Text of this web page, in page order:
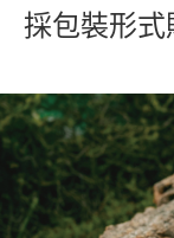
４．使用「AFTEE先
時審查核予不同之上
５．嚴禁一人註冊多
恩沛科技股份有限公
採包裝形式